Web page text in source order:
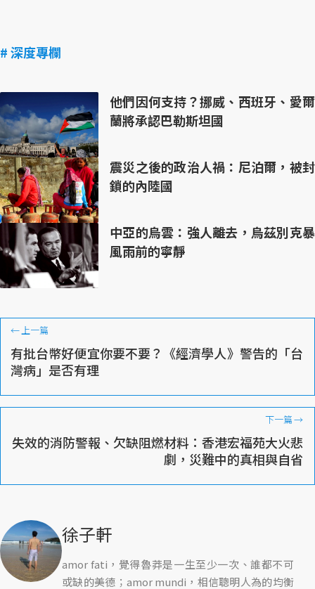
# 深度專欄
他們因何支持？挪威、西班牙、愛爾
蘭將承認巴勒斯坦國
震災之後的政治人禍：尼泊爾，被封
鎖的內陸國
中亞的烏雲：強人離去，烏茲別克暴
風雨前的寧靜
←上一篇
有批台幣好便宜你要不要？《經濟學人》警告的「台
灣病」是否有理
下一篇→
失效的消防警報、欠缺阻燃材料：香港宏福苑大火悲
劇，災難中的真相與自省
徐子軒
amor fati，覺得魯莽是一生至少一次、誰都不可
或缺的美德；amor mundi，相信聰明人為的均衡